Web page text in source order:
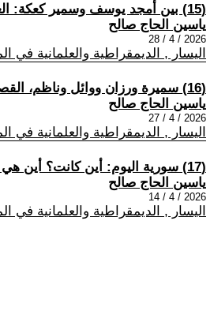
(15) بين أمجد يوسف وسمير كعكة: العدالة والسياسة في سورية
ياسين الحاج صالح
2026 / 4 / 28
اليسار , الديمقراطية والعلمانية في
(16) سميرة ورزان ووائل وناظم، القصة مرة أخرى
ياسين الحاج صالح
2026 / 4 / 27
اليسار , الديمقراطية والعلمانية في
(17) سورية اليوم: أين كانت؟ أين هي الآن؟ وإلى أين تسير؟
ياسين الحاج صالح
2026 / 4 / 14
اليسار , الديمقراطية والعلمانية في